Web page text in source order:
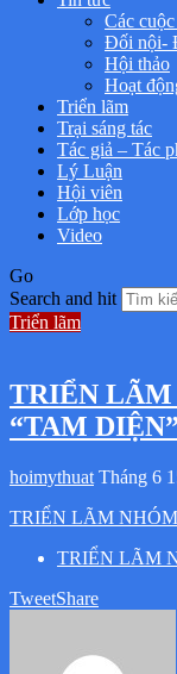
Các
Đối nội-
Hội thảo
Hoạt
Triển lãm
Trại sáng tác
Tác giả – Tác
Lý Luận
Hội viên
Lớp học
Video
Go
Search and hit
Triển lãm
TRIỂN LÃM
“TAM DIỆN”
hoimythuat Tháng 6
TRIỂN LÃM
TRIỂN LÃM
TweetShare